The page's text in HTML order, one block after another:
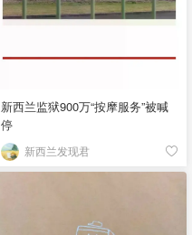
新西兰监狱900万“按摩服务”被喊
停
新西兰发现君